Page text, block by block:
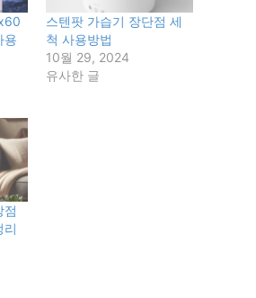
용
스텐팟 가습기 장단점 세
척 사용방법
10월 29, 2024
유사한 글
점
리